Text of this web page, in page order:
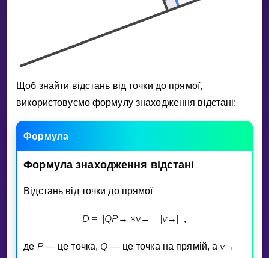
Invite a Friend
Select curriculum
Увійти
Щоб знайти вiдстань вiд точки до прямої,
використовуємо формулу знаходження вiдстанi:
Формула
Формула знаходження вiдстанi
Вiдстань вiд точки до прямої
D = |QP→ ×v→ | |v→ | ,
де P— це точка, Q — це точка на прямiй, а v→